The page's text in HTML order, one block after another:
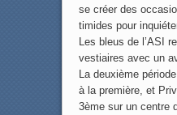
se créer des
timides pour
Les bleus de l’ASI
vestiaires avec un
La deuxième
à la première, et
3ème sur un centre